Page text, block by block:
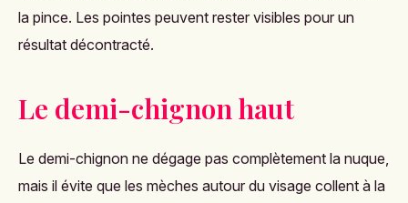
la pince. Les pointes peuvent rester visibles pour un
résultat décontracté.
Le demi-chignon haut
Le demi-chignon ne dégage pas complètement la nuque,
mais il évite que les mèches autour du visage collent à la